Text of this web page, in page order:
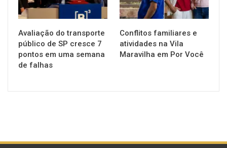
Avaliação do transporte
público de SP cresce 7
pontos em uma semana
de falhas
Conflitos familiares e
atividades na Vila
Maravilha em Por Você